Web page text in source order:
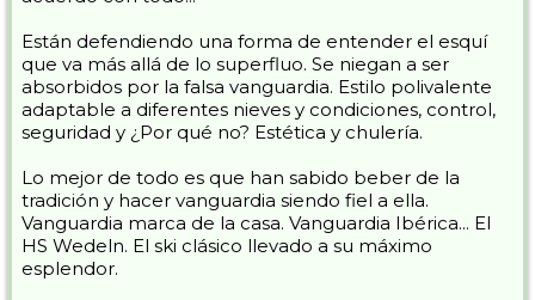
Están defendiendo una forma de entender el esquí
que va más allá de lo superfluo. Se niegan a ser
absorbidos por la falsa vanguardia. Estilo polivalente
adaptable a diferentes nieves y condiciones, control,
seguridad y ¿Por qué no? Estética y chulería.
Lo mejor de todo es que han sabido beber de la
tradición y hacer vanguardia siendo fiel a ella.
Vanguardia marca de la casa. Vanguardia Ibérica... El
HS Wedeln. El ski clásico llevado a su máximo
esplendor.